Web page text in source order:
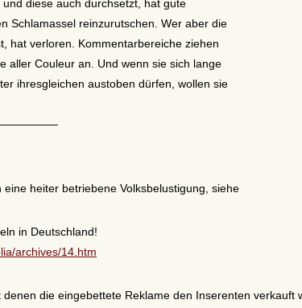
diese auch durchsetzt, hat gute
Schlamassel reinzurutschen. Wer aber die
hat verloren. Kommentarbereiche ziehen
aller Couleur an. Und wenn sie sich lange
ihresgleichen austoben dürfen, wollen sie
eine heiter betriebene Volksbelustigung, siehe
in Deutschland!
archives/14.htm
denen die eingebettete Reklame den Inserenten verkauft